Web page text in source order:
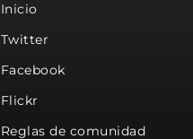
Inicio
Twitter
Facebook
Flickr
Reglas de comunidad